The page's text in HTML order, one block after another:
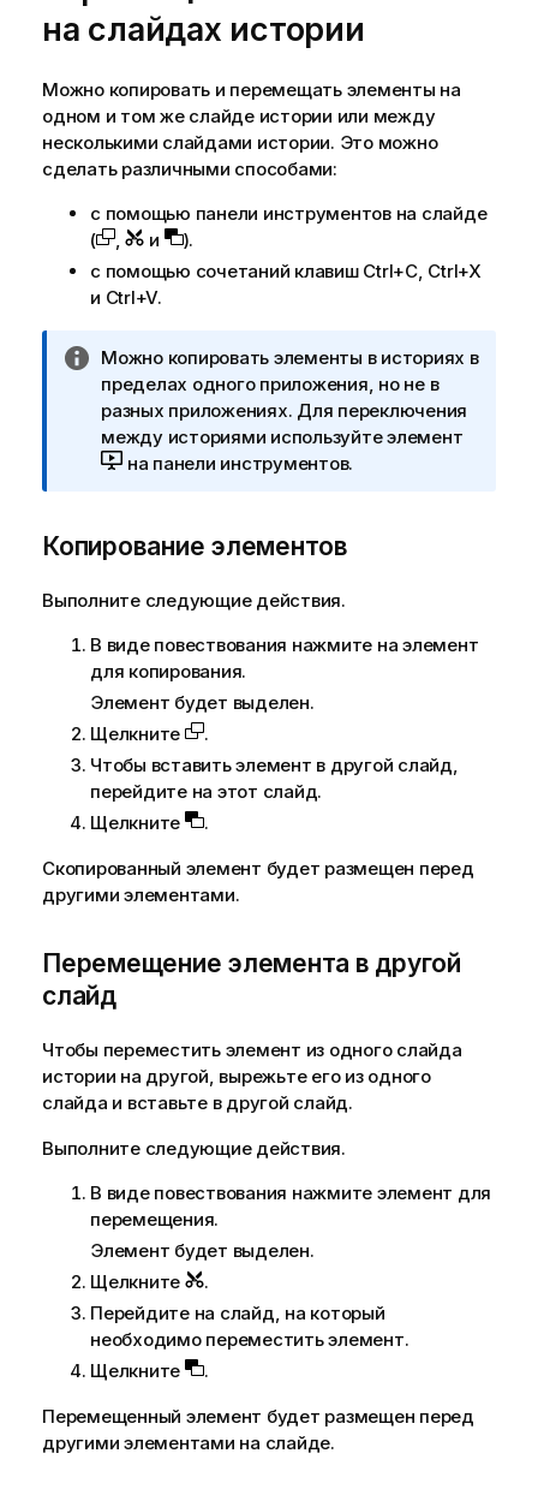
на слайдах истории
Можно копировать и перемещать элементы на
одном и том же слайде истории или между
несколькими слайдами истории. Это можно
сделать различными способами:
с помощью панели инструментов на слайде
(
, и
).
с помощью сочетаний клавиш Ctrl+C, Ctrl+X
и Ctrl+V.
П
р
и
м
е
н
е
и
н
ф
о
ц
и
и
Можно копировать элементы в историях в
пределах одного приложения, но не в
разных приложениях. Для переключения
между историями используйте элемент
на панели инструментов.
Копирование элементов
Выполните следующие действия.
В виде повествования нажмите на элемент
для копирования.
Элемент будет выделен.
Щелкните
.
Чтобы вставить элемент в другой слайд,
перейдите на этот слайд.
Щелкните
.
Скопированный элемент будет размещен перед
другими элементами.
Перемещение элемента в другой
слайд
Чтобы переместить элемент из одного слайда
истории на другой, вырежьте его из одного
слайда и вставьте в другой слайд.
Выполните следующие действия.
В виде повествования нажмите элемент для
перемещения.
Элемент будет выделен.
Щелкните
.
Перейдите на слайд, на который
необходимо переместить элемент.
Щелкните
.
Перемещенный элемент будет размещен перед
другими элементами на слайде.